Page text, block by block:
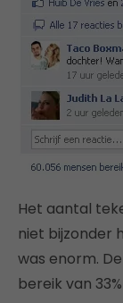
Het aantal
niet bijzonder
was enorm.
bereik van